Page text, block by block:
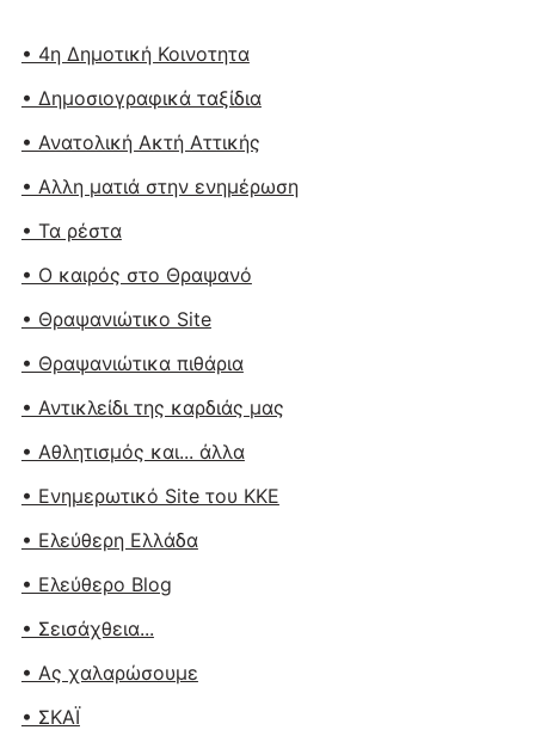
• 4η Δημοτική Κοινοτητα
• Δημοσιογραφικά ταξίδια
• Ανατολική Ακτή Αττικής
• Αλλη ματιά στην ενημέρωση
• Τα ρέστα
• Ο καιρός στο Θραψανό
• Θραψανιώτικο Site
• Θραψανιώτικα πιθάρια
• Αντικλείδι της καρδιάς μας
• Αθλητισμός και... άλλα
• Ενημερωτικό Site του ΚΚΕ
• Ελεύθερη Ελλάδα
• Ελεύθερο Blog
• Σεισάχθεια...
• Ας χαλαρώσουμε
• ΣΚΑΪ